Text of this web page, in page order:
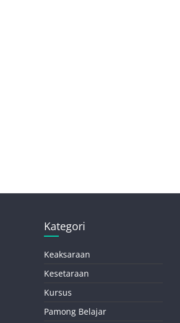
Kategori
Keaksaraan
Kesetaraan
Kursus
Pamong Belajar